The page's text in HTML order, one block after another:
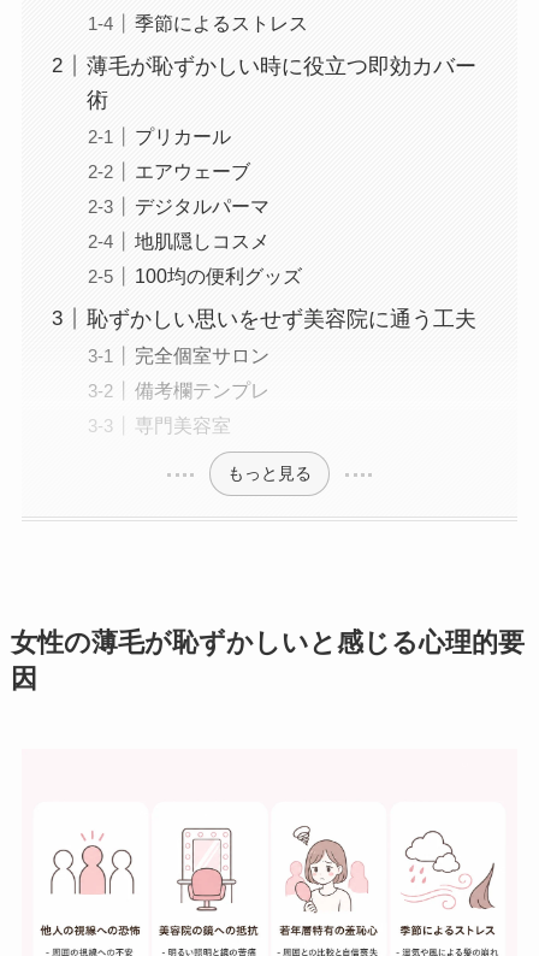
季節によるストレス
薄毛が恥ずかしい時に役立つ即効カバー
術
プリカール
エアウェーブ
デジタルパーマ
地肌隠しコスメ
100均の便利グッズ
恥ずかしい思いをせず美容院に通う工夫
完全個室サロン
備考欄テンプレ
専門美容室
もっと見る
女性の薄毛が恥ずかしいと感じる心理的要
因